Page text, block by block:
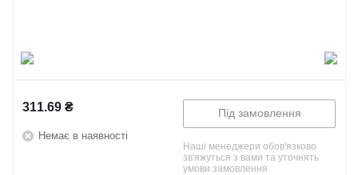
311.69 ₴
Немає в наявності
Під замовлення
Наші менеджери обов'язково
зв'яжуться з вами та уточнять
умови замовлення